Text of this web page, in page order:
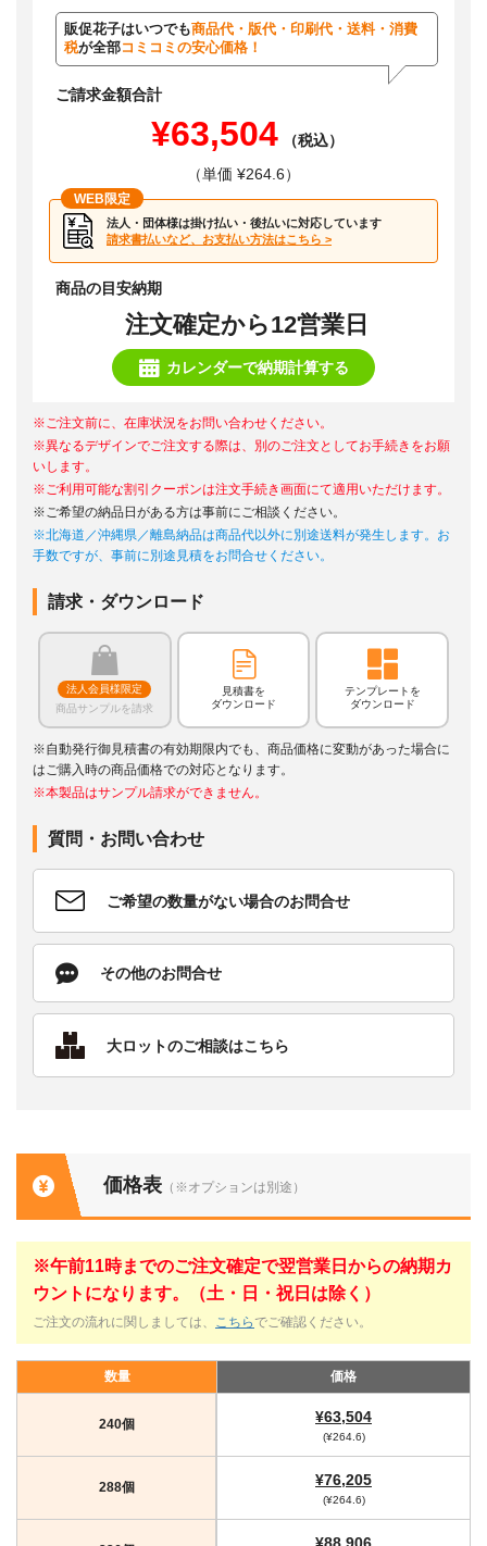
販促花子はいつでも商品代・版代・印刷代・送料・消費
税が全部コミコミの安心価格！
ご請求金額合計
¥63,504
（税込）
（単価 ¥264.6）
WEB限定
法人・団体様は掛け払い・後払いに対応しています
請求書払いなど、お支払い方法はこちら >
商品の目安納期
注文確定から12営業日
カレンダーで納期計算する
※ご注文前に、在庫状況をお問い合わせください。
※異なるデザインでご注文する際は、別のご注文としてお手続きをお願
いします。
※ご利用可能な割引クーポンは注文手続き画面にて適用いただけます。
※ご希望の納品日がある方は事前にご相談ください。
※北海道／沖縄県／離島納品は商品代以外に別途送料が発生します。お
手数ですが、事前に別途見積をお問合せください。
請求・ダウンロード
法人会員様限定
商品サンプルを請求
見積書を
ダウンロード
テンプレートを
ダウンロード
※自動発行御見積書の有効期限内でも、商品価格に変動があった場合に
はご購入時の商品価格での対応となります。
※本製品はサンプル請求ができません。
質問・お問い合わせ
ご希望の数量がない場合のお問合せ
その他のお問合せ
大ロットのご相談はこちら
価格表 （※オプションは別途）
※午前11時までのご注文確定で翌営業日からの納期カ
ウントになります。（土・日・祝日は除く）
ご注文の流れに関しましては、 こちら でご確認ください。
数量 価格
240個 ¥63,504
(¥264.6)
288個 ¥76,205
(¥264.6)